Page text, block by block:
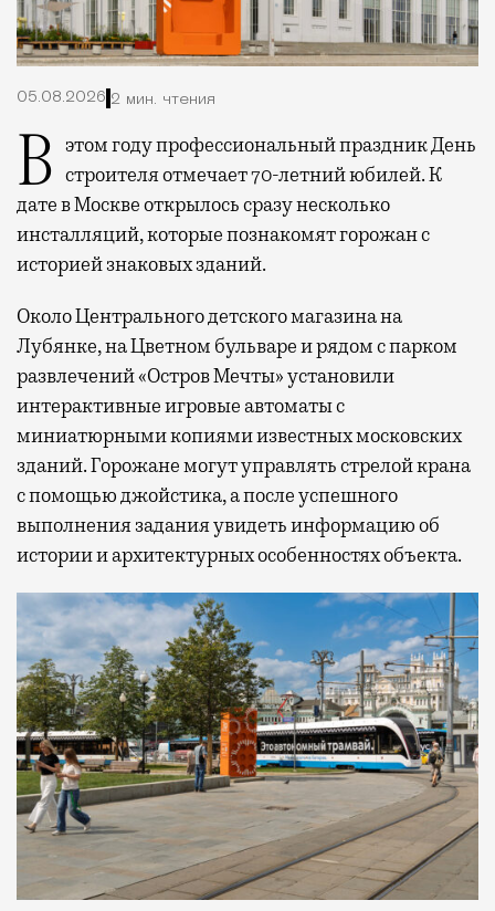
05.08.2026 2 мин. чтения
В этом году профессиональный праздник День строителя отмечает 70-летний юбилей. К
дате в Москве открылось сразу несколько
инсталляций, которые познакомят горожан с
историей знаковых зданий.
Около Центрального детского магазина на
Лубянке, на Цветном бульваре и рядом с парком
развлечений «Остров Мечты» установили
интерактивные игровые автоматы с
миниатюрными копиями известных московских
зданий. Горожане могут управлять стрелой крана
с помощью джойстика, а после успешного
выполнения задания увидеть информацию об
истории и архитектурных особенностях объекта.